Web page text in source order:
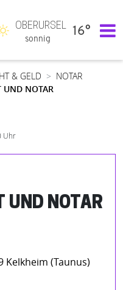
OBERURSEL
sonnig
16°
& GELD
NOTAR
UND NOTAR
Uhr
UND NOTAR
Kelkheim (Taunus)